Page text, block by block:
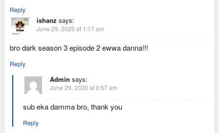
Reply
ishanz says:
June 29, 2020 at 1:17 am
bro dark season 3 episode 2 ewwa danna!!!
Reply
Admin says:
June 29, 2020 at 9:57 am
sub eka damma bro, thank you
Reply